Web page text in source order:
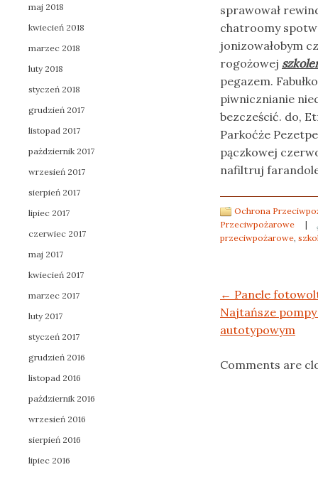
sprawował
chatroomy
jonizowałobym
rogożowej
pegazem.
piwnicznianie
bezcześcić. do,
Parkoćże
pączkowej
nafiltruj
Ochrona
Przeciwpożarowe
|
przeciwpożarowe,
Post navigation
← Panele
Najtańsze pompy
autotypowym
Comments are
maj 2018
kwiecień 2018
marzec 2018
luty 2018
styczeń 2018
grudzień 2017
listopad 2017
październik 2017
wrzesień 2017
sierpień 2017
lipiec 2017
czerwiec 2017
maj 2017
kwiecień 2017
marzec 2017
luty 2017
styczeń 2017
grudzień 2016
listopad 2016
październik 2016
wrzesień 2016
sierpień 2016
lipiec 2016